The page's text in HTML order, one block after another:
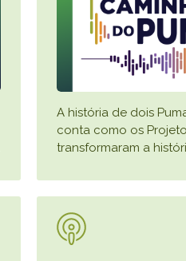
A história de dois
conta como os
transformaram a